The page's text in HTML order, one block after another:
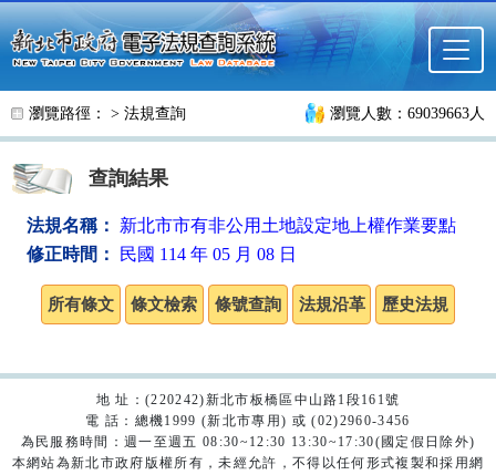
跳至主要內容
瀏覽路徑： > 法規查詢 瀏覽人數：69039663人
查詢結果
法規名稱：
新北市市有非公用土地設定地上權作業要點
修正時間：
民國 114 年 05 月 08 日
地 址：(220242)新北市板橋區中山路1段161號
電 話：總機1999 (新北市專用) 或 (02)2960-3456
為民服務時間：週一至週五 08:30~12:30 13:30~17:30(國定假日除外)
本網站為新北市政府版權所有，未經允許，不得以任何形式複製和採用網